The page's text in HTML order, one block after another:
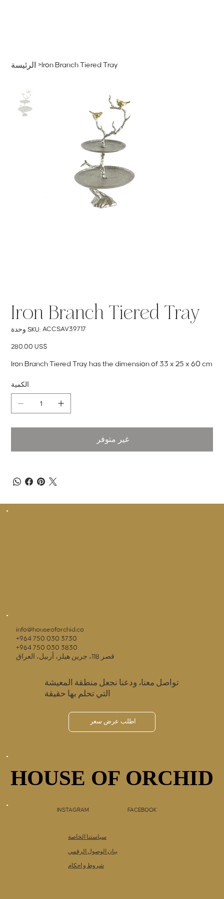
الرئيسة >Iron Branch Tiered Tray
Iron Branch Tiered Tray
وحدة SKU: SKU
ACCSAV39717
ACCSAV39717
السعر ‏280.00 US$
Iron Branch Tiered Tray has the dimension of 33 x 25 x 60 cm
الكمية
غير متوفر
info@houseoforchid.co
+964 750 030 3730
+964 750 030 3830
قصر 118، جرين هيلز، أربيل، العراق
تواصل معنا، ودعنا نجعل منطقة المعيشة
التي تحلم بها حقيقة
اطلب عرض سعر
HOUSE OF ORCHID
HOUSE OF ORCHID
INSTAGRAM FACEBOOK
سياستنا الخاصة
شروط و احكام
بيان الوصول الرقمي